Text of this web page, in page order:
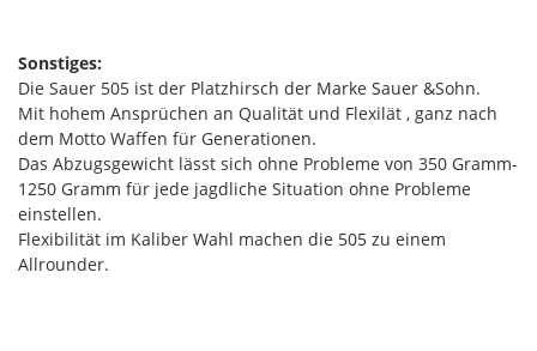
Sonstiges:
Die Sauer 505 ist der Platzhirsch der Marke Sauer &Sohn.
Mit hohem Ansprüchen an Qualität und Flexilät , ganz nach
dem Motto Waffen für Generationen.
Das Abzugsgewicht lässt sich ohne Probleme von 350 Gramm-
1250 Gramm für jede jagdliche Situation ohne Probleme
einstellen.
Flexibilität im Kaliber Wahl machen die 505 zu einem
Allrounder.